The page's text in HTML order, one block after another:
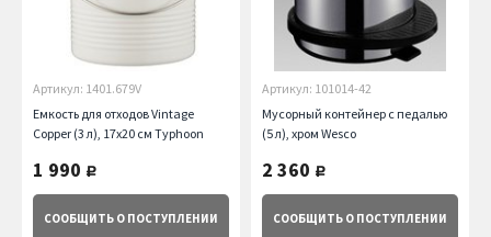
Артикул: 1401.679V
Емкость для отходов Vintage
Copper (3 л), 17х20 см Typhoon
1 990 руб.
СООБЩИТЬ О ПОСТУПЛЕНИИ
Артикул: 101014-42
Мусорный контейнер с педалью
(5 л), хром Wesco
2 360 руб.
СООБЩИТЬ О ПОСТУПЛЕНИИ